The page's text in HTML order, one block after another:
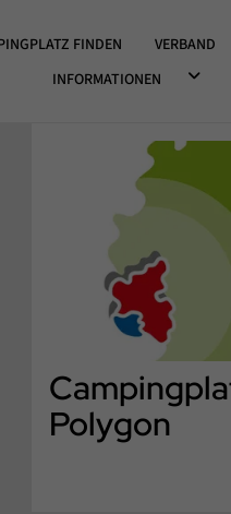
ÖFFNENFINDEN VERBAND
INFORMATIONEN
Polygon